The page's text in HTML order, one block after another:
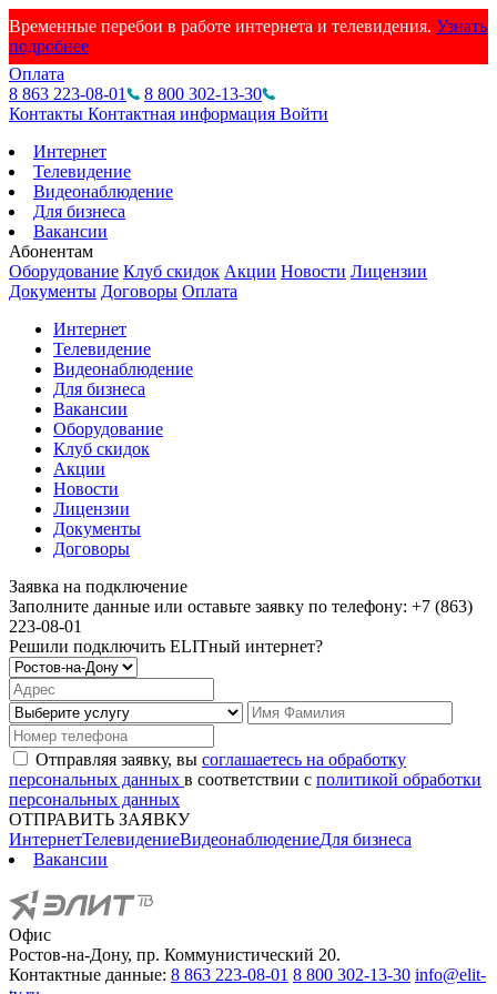
Временные перебои в работе интернета и телевидения. Узнать
подробнее
Оплата
8 863 223-08-01
8 800 302-13-30
Контакты Контактная информация Войти
Интернет
Телевидение
Видеонаблюдение
Для бизнеса
Вакансии
Абонентам
Оборудование Клуб скидок Акции Новости Лицензии
Документы Договоры Оплата
Интернет
Телевидение
Видеонаблюдение
Для бизнеса
Вакансии
Оборудование
Клуб скидок
Акции
Новости
Лицензии
Документы
Договоры
Заявка на подключение
Заполните данные или оставьте заявку по телефону: +7 (863)
223-08-01
Решили подключить ELITный интернет?
Отправляя заявку, вы соглашаетесь на обработку
персональных данных в соответствии с политикой обработки
персональных данных
ОТПРАВИТЬ ЗАЯВКУ
ИнтернетТелевидениеВидеонаблюдениеДля бизнеса
Вакансии
Офис
Ростов-на-Дону, пр. Коммунистический 20.
Контактные данные: 8 863 223-08-01 8 800 302-13-30 info@elit-